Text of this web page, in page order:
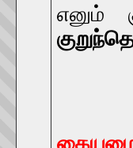
எனும்
கையமை